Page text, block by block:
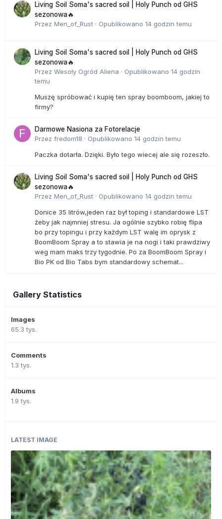
Living Soil Soma's sacred soil | Holy Punch od GHS
sezonowa🔥
Przez Men_of_Rust · Opublikowano 14 godzin temu
Living Soil Soma's sacred soil | Holy Punch od GHS
sezonowa🔥
Przez Wesoły Ogród Aliena · Opublikowano 14 godzin
temu
Muszę spróbować i kupię ten spray boomboom, jakiej to
firmy?
Darmowe Nasiona za Fotorelacje
Przez fredom18 · Opublikowano 14 godzin temu
Paczka dotarła. Dzięki. Było tego wiecej ale się rozeszło.
Living Soil Soma's sacred soil | Holy Punch od GHS
sezonowa🔥
Przez Men_of_Rust · Opublikowano 14 godzin temu
Donice 35 litrów,jeden raz był toping i standardowe LST
żeby jak najmniej stresu. Ja ogólnie szybko robię flipa
bo przy topingu i przy każdym LST walę im oprysk z
BoomBoom Spray a to stawia je na nogi i taki prawdziwy
weg mam maks trzy tygodnie. Po za BoomBoom Spray i
Bio PK od Bio Tabs bym standardowy schemat...
Gallery Statistics
Images
65.3 tys.
Comments
1.3 tys.
Albums
1.9 tys.
LATEST IMAGE